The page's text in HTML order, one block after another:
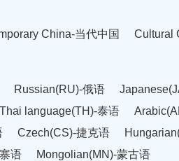
China-当代中国 Cultural
Russian(RU)-俄语
Thai language(TH)-泰语
Czech(CS)-捷克语
语 Mongolian(MN)-蒙古语